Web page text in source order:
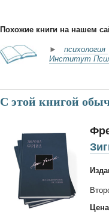
Похожие книги на нашем
► психология
Институт
С этой книгой